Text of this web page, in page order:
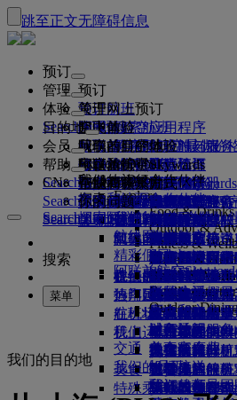
跳至正文无障碍信息
预订
预订
预订航班
搜索航班
航班时刻表
特惠机票
特别优惠
最佳票价搜索
计划行程
预订酒店
旅游项目和活
旅行服务
迎宾接机服务
external link in
迪拜转机服务
交通
机场接送
预订租车
关于网上预订
阿联酋航空应用程序
阿联酋航空最优价
座位选择
票价保留
阿联酋航空应用程
Search flight
管理
管理
管理预订
检索预订
取消预订
更改预订
选择你的座位
升级航班
管理专车接
预订无障碍旅
在线办理登机手续
值机选项
航班状态
起飞前
起飞前
旅行信息
危险品手册
规则与公告
健康
医疗信息表（
餐食信息
阿联酋禁止
迪拜国际机场
阿联酋航空 3
航站楼之间中
抵达及离开机
班车接送服务
行李
行李信息
行李信息
托运行李
随身行李
购买更多行
额外托运行
迪拜行李服务
行李延误或损坏
签证和护照
查找签证要求
签证和护照信息
美国旅行授权
阿联酋签证
Search flight
体验
空中体验
航班都有哪些设施与服务
舱等特色
头等舱
商务舱
豪华经济舱
经济舱
机上舒适用品
机上娱乐
ice系统中的
ice直播电视
机上Wi-Fi
儿童娱乐
美食
头等舱美食
阿联酋航空体验
你的旅程由此开始
阿联酋航空体验
专车接送服务
阿联酋航空服
季节和节日
无接触旅程
我们的候机室
头等舱贵宾室
商务舱候机室
全球各地的候
合作伙伴候机
付费使用候机
马哈巴贵宾室
家庭旅行
和家人一同出行
规划你的家庭旅行
无成人陪伴
怀孕
行李额度
儿童和婴儿
儿童安全座
在机场
机上
携孩子旅行
携婴儿旅行
婴儿随身行
飞悦卓越
飞悦卓越
飞悦卓越的理由
关于我们
关于我们
我们的故事
媒体中心媒体
link in a new
集团公司
安全
财务透明
负责任企业
我们的员工
我们的领导团
Search flight
目的地
我们的目的地
目的地
我们的目的地
亚太地区
美洲
非洲
欧洲
中东
热门目的地
飞往伦敦的航
飞往曼彻斯特
飞往巴黎的航
飞往米兰的航
飞往巴塞罗那
Explore Dubai
Explore Dubai
Explore
Food & Drinks
Outdoor &
Fitness &
Culture &
Beach &
Family
Outdoor
我们的旅行合作伙伴
空中和地面合作伙伴
我们的旅行合作伙
澳洲航空
flydubai
阿联酋航空
探索
探索阿联酋航空目的地
航线图
精彩假日
海滩目的地
野外生活假日
历史和文化假
城市休闲
美食家度假
Search flight
会员
阿联酋航空Skywards
加入阿联酋航空 Skywards
关于阿联酋航空
会员级别
迪拜航空
现金+里程
数字会员卡
我的家庭
使用里程
申领里程
购买里程
赚取里程
Skywards
企业商务奖励
注册你的公司
企业商务奖励
注册你的公司
登录“企业商
礼遇
计划运作方式
常见问题
Search flight
帮助
帮助和联系方式
帮助和联系方式
帮助和联系方式
更改或取消
签证和护照帮
反馈和投诉
行李延误或
迪拜转机服务
我们运营方面的变
近期的旅行更
查看你的航班
特殊乘客出行服务
你的问题
常见问题
常见问题
阿联酋航空
我们的网络
我们的其他产
特殊帮助和请
行李和丢失财
准备旅行
在机场
阿联酋航空
Search flight
CN
搜索
菜单
我们的目的地